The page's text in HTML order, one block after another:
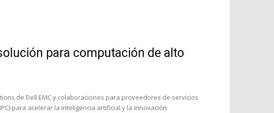
para computación de alto
de Dell EMC y colaboraciones para proveedores de servicios
para acelerar la inteligencia artificial y la innovación